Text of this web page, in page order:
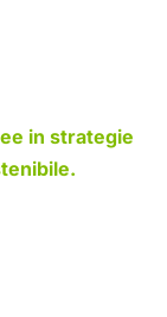
in strategie